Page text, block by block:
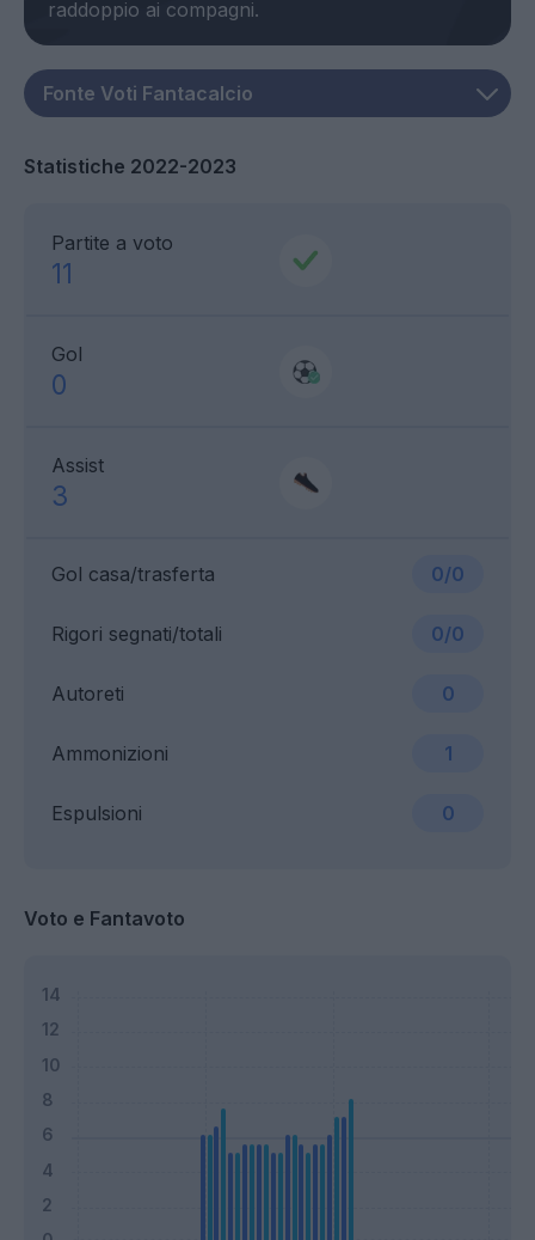
Statistiche 2022-2023
Partite a voto
11
Gol
0
Assist
3
Gol casa/trasferta 0/0
Ammonizioni 1
Rigori segnati/totali 0/0
Espulsioni 0
Autoreti 0
Voto e Fantavoto